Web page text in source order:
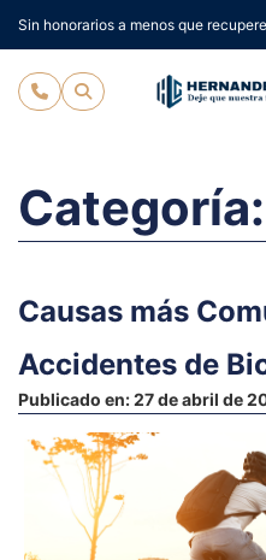
al
contenido
Sin honorarios a menos que
Causas más
Accidentes de
Publicado en:27 de abril de